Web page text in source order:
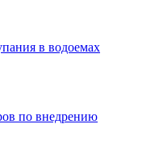
в водоемах
по внедрению